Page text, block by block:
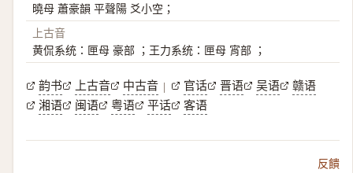
曉母 蕭豪韻 平聲陽 爻小空；
上古音
黄侃系统：匣母 豪部 ；王力系统：匣母 宵部 ；
韵书 上古音 中古音 | 官话 晋语 吴语
赣语
湘语
闽语 粤语 平话 客语
反饋